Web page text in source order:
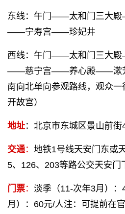
东线：午门——太和门三大
——宁寿宫——珍妃井
西线：午门——太和门三大
——慈宁宫——养心殿——漱芳
南向北单向参观路线，观众
开故宫）
地址：北京市东城区景山前街
交通： 地铁1号线天安门东或
5、126、203等路公交天安门
门票： 淡季（11-次年3月）
月）：60元/人注：可提前在